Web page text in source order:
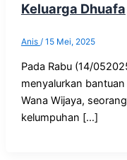
Keluarga Dhuafa
Anis / 15 Mei, 2025
Pada Rabu (14/
menyalurkan
Wana Wijaya,
kelumpuhan […]